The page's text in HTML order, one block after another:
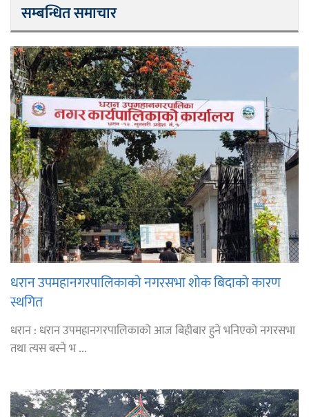
सम्बन्धित समाचार
धरान उपमहानगरपालिकाको नगरसभा शोक बिदाको कारण
स्थगित
धरान : धरान उपमहानगरपालिकाको आज बिहीबार हुने भनिएको नगरसभा
तथा त्यस बस्ने भ ...